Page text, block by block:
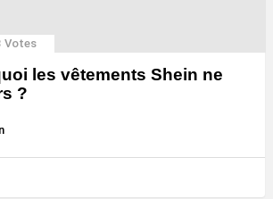
Votes
les vêtements Shein ne
?